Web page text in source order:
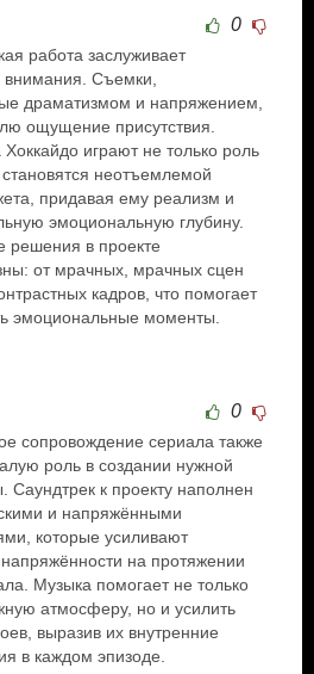
0
работа заслуживает
внимания. Съемки,
драматизмом и напряжением,
ощущение присутствия.
играют не только роль
неотъемлемой
придавая ему реализм и
эмоциональную глубину.
решения в проекте
от мрачных, мрачных сцен
кадров, что помогает
эмоциональные моменты.
0
сопровождение сериала также
роль в создании нужной
Саундтрек к проекту наполнен
и напряжёнными
которые усиливают
на протяжении
Музыка помогает не только
атмосферу, но и усилить
выразив их внутренние
в каждом эпизоде.